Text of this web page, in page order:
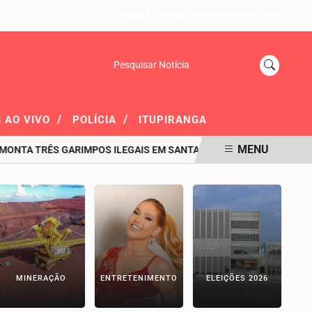
Pesquisar Notícia
AO VIVO / POLÍCIA / ITUPIRANGA
TRÊS GARIMPOS ILEGAIS EM SANTA MARIA DAS BARREIRAS
MENU
MINERAÇÃO ENTRETENIMENTO ELEIÇÕES 2026